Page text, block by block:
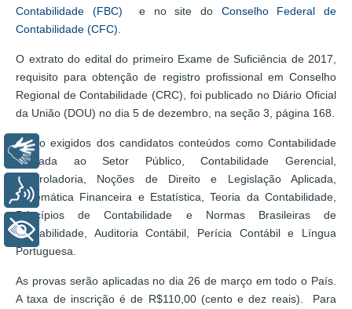
Contabilidade (FBC) e no site do Conselho Federal de
Contabilidade (CFC)
O extrato do edital do primeiro Exame de Suficiência de 2017,
requisito para obtenção de registro profissional em Conselho
Regional de Contabilidade (CRC), foi publicado no Diário Oficial
da União (DOU) no dia 5 de dezembro, na seção 3, página 168.
Serão exigidos dos candidatos conteúdos como Contabilidade
aplicada ao Setor Público, Contabilidade Gerencial,
Controladoria, Noções de Direito e Legislação Aplicada,
Matemática Financeira e Estatística, Teoria da Contabilidade,
Princípios de Contabilidade e Normas Brasileiras de
Contabilidade, Auditoria Contábil, Perícia Contábil e Língua
Portuguesa.
As provas serão aplicadas no dia 26 de março em todo o País.
A taxa de inscrição é de R$110,00 (cento e dez reais).
Para
Libras
Voz
+ Acessibilidade